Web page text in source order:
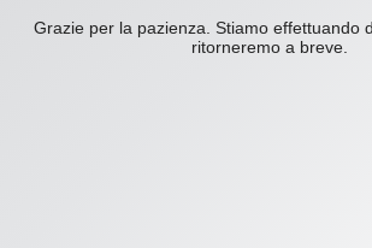
Grazie per la pazienza. Stiamo effettuando
ritorneremo a breve.